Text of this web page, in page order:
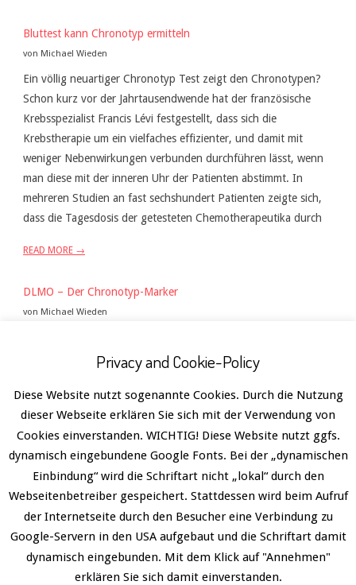
Bluttest kann Chronotyp ermitteln
von Michael Wieden
Ein völlig neuartiger Chronotyp Test zeigt den Chronotypen?
Schon kurz vor der Jahrtausendwende hat der französische
Krebsspezialist Francis Lévi festgestellt, dass sich die
Krebstherapie um ein vielfaches effizienter, und damit mit
weniger Nebenwirkungen verbunden durchführen lässt, wenn
man diese mit der inneren Uhr der Patienten abstimmt. In
mehreren Studien an fast sechshundert Patienten zeigte sich,
dass die Tagesdosis der getesteten Chemotherapeutika durch
READ MORE →
DLMO – Der Chronotyp-Marker
von Michael Wieden
begegnet sein. Neben Wissenschaftlern werden ihn vor allem
chronotypisieren lassen. Denn wer den Bluttest zur
Chronotypisierung in Auftrag gibt, erhält als Ergebnis einen
Zeitpunkt genannt, eben den DLMO. Was aber ist genau der
DLMO? Wir geben eine Antwort. DLMO Ausgesprochen wird
der üblicherweise
Privacy and Cookie-Policy
Diese Website nutzt sogenannte Cookies. Durch die Nutzung
dieser Webseite erklären Sie sich mit der Verwendung von
Cookies einverstanden. WICHTIG! Diese Website nutzt ggfs.
dynamisch eingebundene Google Fonts. Bei der „dynamischen
Einbindung“ wird die Schriftart nicht „lokal“ durch den
Webseitenbetreiber gespeichert. Stattdessen wird beim Aufruf
der Internetseite durch den Besucher eine Verbindung zu
Google-Servern in den USA aufgebaut und die Schriftart damit
dynamisch eingebunden. Mit dem Klick auf "Annehmen"
erklären Sie sich damit einverstanden.